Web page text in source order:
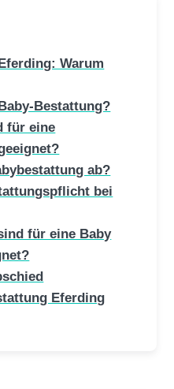
Warum
Bestattung?
für eine
ab?
bei
für eine Baby
Eferding